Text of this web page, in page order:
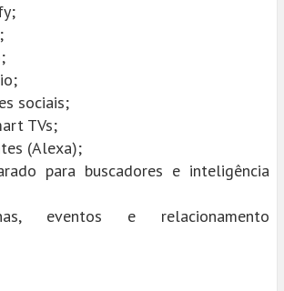
sociais;
TVs;
(Alexa);
para buscadores e inteligência
eventos e relacionamento